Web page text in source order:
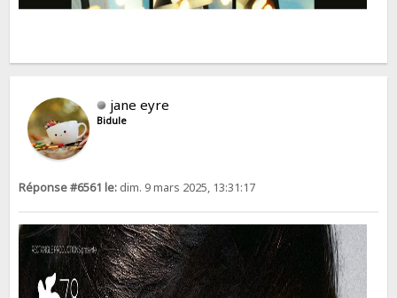
jane eyre
Bidule
Réponse #6561 le: dim. 9 mars 2025, 13:31:17